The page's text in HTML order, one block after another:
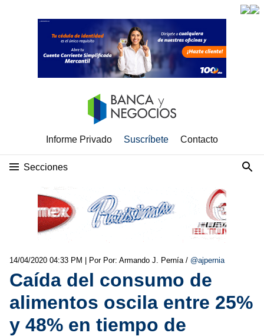
Informe Privado Suscríbete Contacto
Secciones
14/04/2020 04:33 PM | Por Por: Armando J. Pernía / @ajpernia
Caída del consumo de
alimentos oscila entre 25%
y 48% en tiempo de